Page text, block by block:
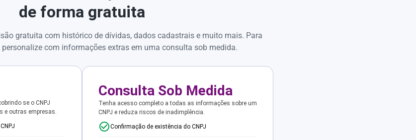
de forma gratuita
gratuita com histórico de dívidas, dados cadastrais e muito mais. Para
com informações extras em uma consulta sob medida.
se o CNPJ
e outras empresas.
Consulta Sob Medida
Tenha acesso completo a todas as informações sobre um
CNPJ e reduza riscos de inadimplência.
Confirmação de existência do CNPJ